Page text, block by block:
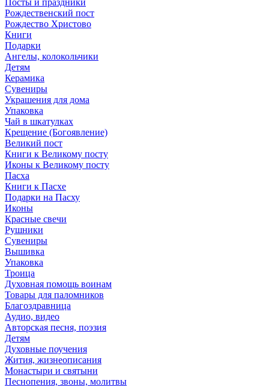
Посты и праздники
Рождественский пост
Рождество Христово
Книги
Подарки
Ангелы, колокольчики
Детям
Керамика
Сувениры
Украшения для дома
Упаковка
Чай в шкатулках
Крещение (Богоявление)
Великий пост
Книги к Великому посту
Иконы к Великому посту
Пасха
Книги к Пасхе
Подарки на Пасху
Иконы
Красные свечи
Рушники
Сувениры
Вышивка
Упаковка
Троица
Духовная помощь воинам
Товары для паломников
Благоздравница
Аудио, видео
Авторская песня, поэзия
Детям
Духовные поучения
Жития, жизнеописания
Монастыри и святыни
Песнопения, звоны, молитвы